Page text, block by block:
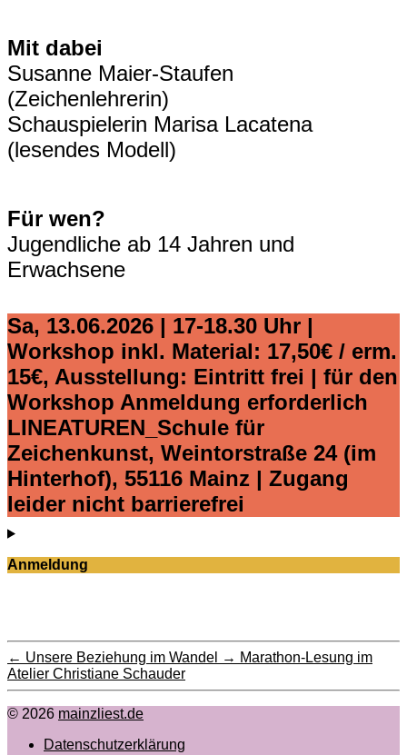
Mit dabei
Susanne Maier-Staufen
(Zeichenlehrerin)
Schauspielerin Marisa Lacatena
(lesendes Modell)
Für wen?
Jugendliche ab 14 Jahren und
Erwachsene
Sa, 13.06.2026 | 17-18.30 Uhr |
Workshop inkl. Material: 17,50€ / erm.
15€, Ausstellung: Eintritt frei | für den
Workshop Anmeldung erforderlich
LINEATUREN_Schule für
Zeichenkunst, Weintorstraße 24 (im
Hinterhof), 55116 Mainz | Zugang
leider nicht barrierefrei
Anmeldung
← Unsere Beziehung im Wandel → Marathon-Lesung im
Atelier Christiane Schauder
© 2026 mainzliest.de
Datenschutzerklärung